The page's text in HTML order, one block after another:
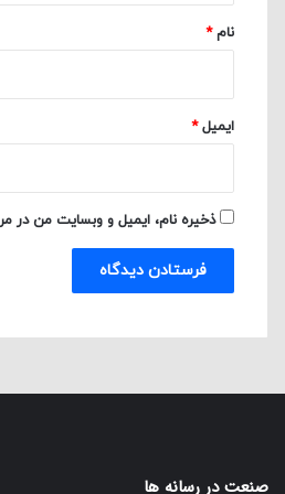
نام*
ایمیل*
ذخیره نام، ایمیل و وبسایت من در
صنعت در رسانه ها